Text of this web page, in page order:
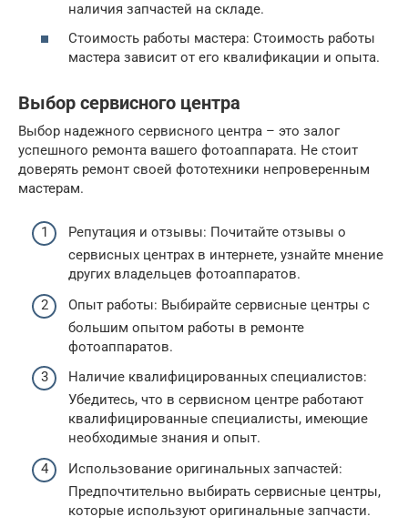
наличия запчастей на складе.
Стоимость работы мастера: Стоимость работы
мастера зависит от его квалификации и опыта.
Выбор сервисного центра
Выбор надежного сервисного центра – это залог
успешного ремонта вашего фотоаппарата. Не стоит
доверять ремонт своей фототехники непроверенным
мастерам.
Репутация и отзывы: Почитайте отзывы о
сервисных центрах в интернете, узнайте мнение
других владельцев фотоаппаратов.
Опыт работы: Выбирайте сервисные центры с
большим опытом работы в ремонте
фотоаппаратов.
Наличие квалифицированных специалистов:
Убедитесь, что в сервисном центре работают
квалифицированные специалисты, имеющие
необходимые знания и опыт.
Использование оригинальных запчастей:
Предпочтительно выбирать сервисные центры,
которые используют оригинальные запчасти.